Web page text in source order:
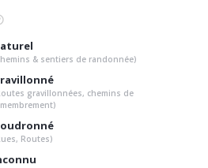
& sentiers de randonnée)
gravillonnées, chemins de
Routes)